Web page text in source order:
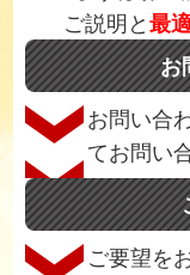
ご説明と最
お
お問い合
てお問い
ご要望を